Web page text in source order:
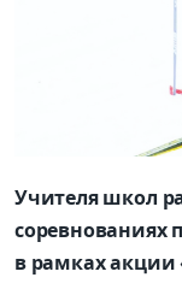
Учителя школ
в рамках акции